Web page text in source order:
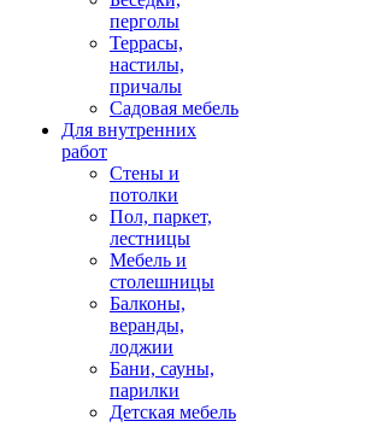
перголы
Террасы,
настилы,
причалы
Садовая мебель
Для внутренних
работ
Стены и
потолки
Пол, паркет,
лестницы
Мебель и
столешницы
Балконы,
веранды,
лоджии
Бани, сауны,
парилки
Детская мебель